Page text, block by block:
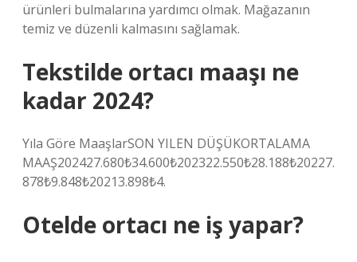
ürünleri bulmalarına yardımcı olmak. Mağazanın
temiz ve düzenli kalmasını sağlamak.
Tekstilde ortacı maaşı ne
kadar 2024?
Yıla Göre MaaşlarSON YILEN DÜŞÜKORTALAMA
MAAŞ202427.680₺34.600₺202322.550₺28.188₺20227.
878₺9.848₺20213.898₺4.
Otelde ortacı ne iş yapar?